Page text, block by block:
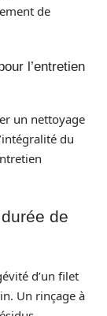
de
l’entretien
un nettoyage
du
de
d’un filet
Un rinçage à